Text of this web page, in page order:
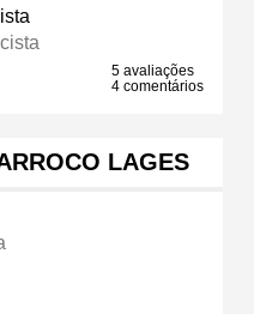
5 avaliações
4 comentários
LAGES